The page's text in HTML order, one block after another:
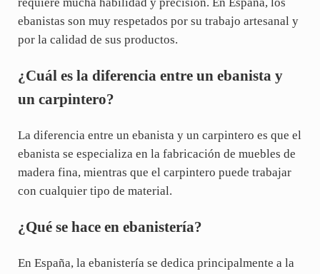
ebanistas son muy respetados por su trabajo artesanal y
por la calidad de sus productos.
¿Cuál es la diferencia entre un ebanista y
un carpintero?
La diferencia entre un ebanista y un carpintero es que el
ebanista se especializa en la fabricación de muebles de
madera fina, mientras que el carpintero puede trabajar
con cualquier tipo de material.
¿Qué se hace en ebanistería?
En España, la ebanistería se dedica principalmente a la